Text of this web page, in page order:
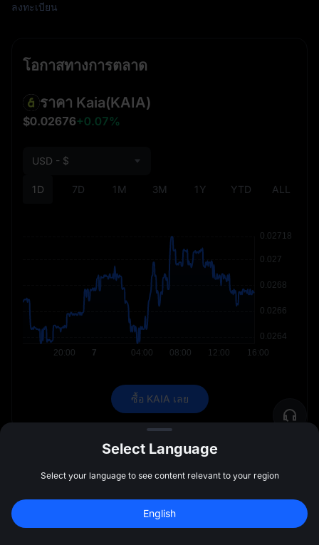
ลงทะเบียน
โอกาสทางการตลาด
ราคา Kaia(KAIA)
$0.02676+0.07%
1D 7D 1M 3M 1Y YTD ALL
USD - $
ซื้อ KAIA เลย
บทความนี้ที่เขียนโดยMEXCมีไว้เพื่อวัตถุประสงค์ในการให้ข้อมูล
เท่านั้น และไม่ถือเป็นคำแนะนำทางการเงินหรือการลงทุนแต่อย่างใด
ตลาดสกุลเงินดิจิทัลมีความเสี่ยงอย่างมาก โปรดดำเนินการวิจัยอิสระ
10,000 USDT
สมัคร
Select Language
Select your language to see content relevant to your region
English